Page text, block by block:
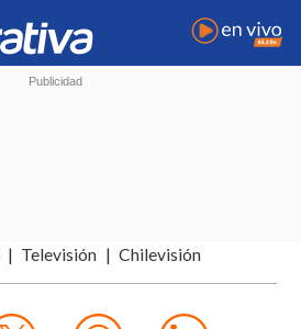
Televisión Chilevisión